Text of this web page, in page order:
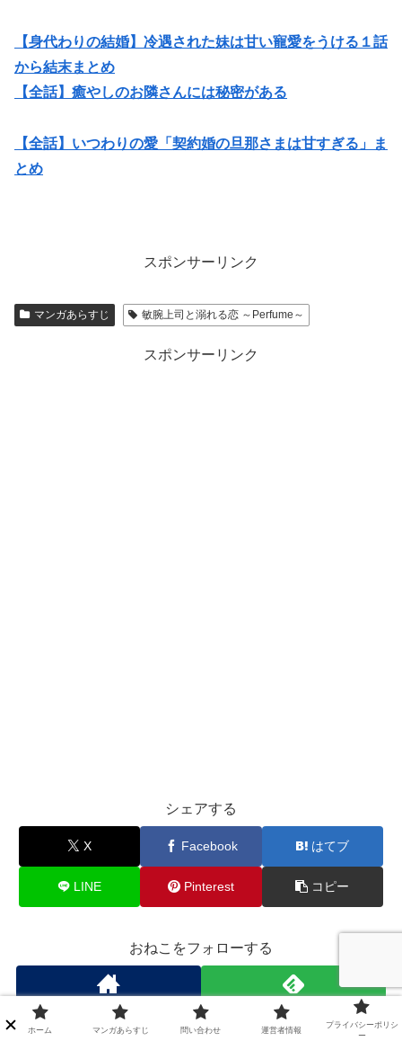
【身代わりの結婚】冷遇された妹は甘い寵愛をうける１話
から結末まとめ
【全話】癒やしのお隣さんには秘密がある
【全話】いつわりの愛「契約婚の旦那さまは甘すぎる」ま
とめ
スポンサーリンク
マンガあらすじ 敏腕上司と溺れる恋 ～Perfume～
スポンサーリンク
シェアする
X Facebook はてブ
LINE Pinterest コピー
おねこをフォローする
ホーム マンガあらすじ 問い合わせ 運営者情報
プライバシーポリシ
ー